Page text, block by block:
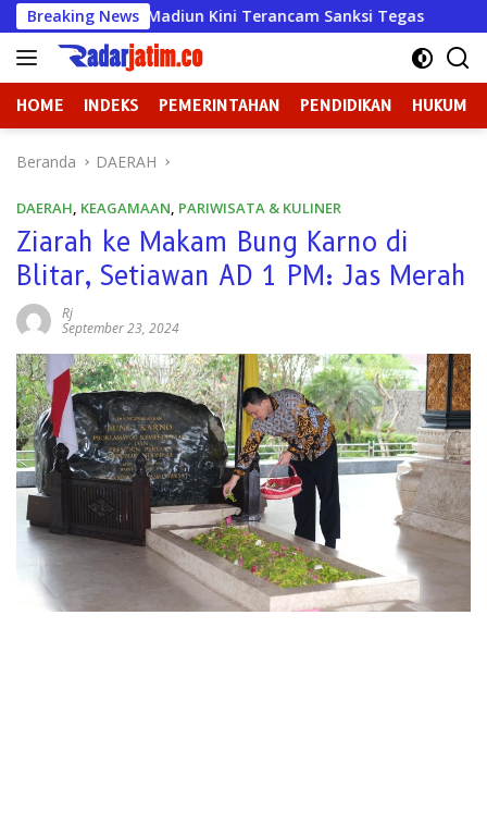
Langsung
ke
konten
Breaking News
Madiun Kini Terancam Sanksi Tegas Badan
HOME INDEKS PEMERINTAHAN PENDIDIKAN HUKUM
Beranda DAERAH
DAERAH, KEAGAMAAN, PARIWISATA & KULINER
Ziarah ke Makam Bung Karno di
Blitar, Setiawan AD 1 PM: Jas Merah
Rj
September 23, 2024